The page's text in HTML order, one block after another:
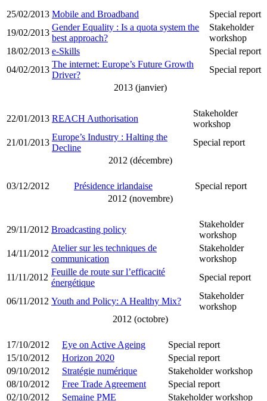
25/02/2013 Mobile and Broadband
Special report
19/02/2013
Gender Equality : Is a quota system the
best approach?
Stakeholder
workshop
18/02/2013 e-Skills
Special report
04/02/2013
The internet: Europe’s Future Growth
Driver?
Special report
2013 (janvier)
22/01/2013 REACH Authorisation
Stakeholder
workshop
21/01/2013
Europe’s Industry : Halting the
Decline
Special report
2012 (décembre)
03/12/2012 Présidence irlandaise
Special report
2012 (novembre)
29/11/2012 Broadcasting policy
Stakeholder
workshop
14/11/2012
Atelier sur les techniques de
communication
Stakeholder
workshop
11/11/2012
Feuille de route sur l’efficacité
énergétique
Special report
06/11/2012 Youth and Policy: A Healthy Mix?
Stakeholder
workshop
2012 (octobre)
17/10/2012 Eye on Active Ageing
Special report
15/10/2012
Horizon 2020
Special report
09/10/2012
Stratégie numérique
Stakeholder workshop
08/10/2012
Free Trade Agreement
Special report
02/10/2012
Semaine PME
Stakeholder workshop